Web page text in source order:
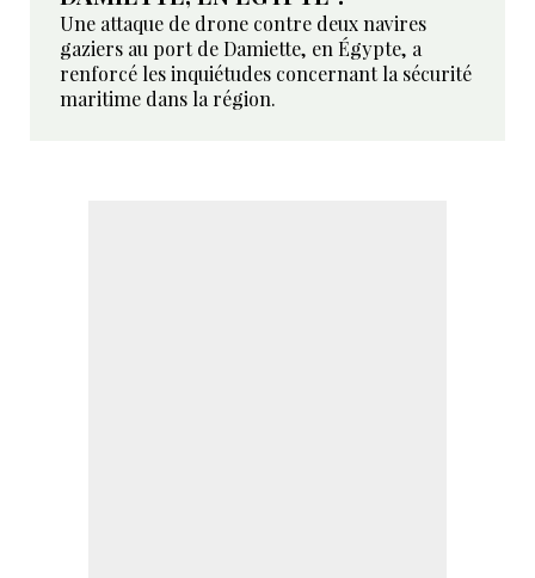
Une attaque de drone contre deux navires
gaziers au port de Damiette, en Égypte, a
renforcé les inquiétudes concernant la sécurité
maritime dans la région.